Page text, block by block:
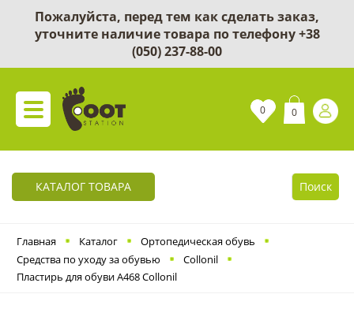
Пожалуйста, перед тем как сделать заказ,
уточните наличие товара по телефону+38
(050) 237-88-00
0 0
КАТАЛОГ ТОВАРА Поиск
Главная Каталог
Ортопедическая обувь
Cредства по уходу за обувью
Collonil
Пластирь для обуви А468 Collonil